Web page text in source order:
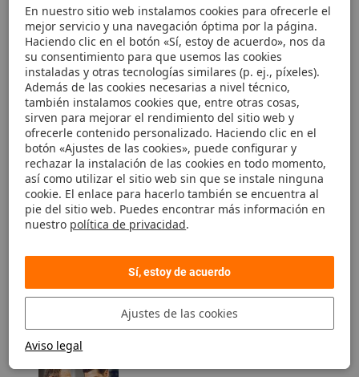
Preguntas frecuentes
Soporte y asesoría
Preguntas frecuentes
Pedido
Registro eShop
Envío y entrega
Pago y facturación
Mi cuenta eShop
Contacto
Cupones descuento
Devolución
Aspectos técnicos
Newsletter
Contacto y pedido
¿Quiere realizar un pedido o tiene preguntas?
En nuestro sitio web instalamos cookies para ofrecerle el
mejor servicio y una navegación óptima por la página.
Haciendo clic en el botón «Sí, estoy de acuerdo», nos da
su consentimiento para que usemos las cookies
instaladas y otras tecnologías similares (p. ej., píxeles).
Además de las cookies necesarias a nivel técnico,
también instalamos cookies que, entre otras cosas,
sirven para mejorar el rendimiento del sitio web y
ofrecerle contenido personalizado. Haciendo clic en el
botón «Ajustes de las cookies», puede configurar y
rechazar la instalación de las cookies en todo momento,
así como utilizar el sitio web sin que se instale ninguna
cookie. El enlace para hacerlo también se encuentra al
pie del sitio web. Puedes encontrar más información en
nuestro política de privacidad.
Sí, estoy de acuerdo
Ajustes de las cookies
Aviso legal